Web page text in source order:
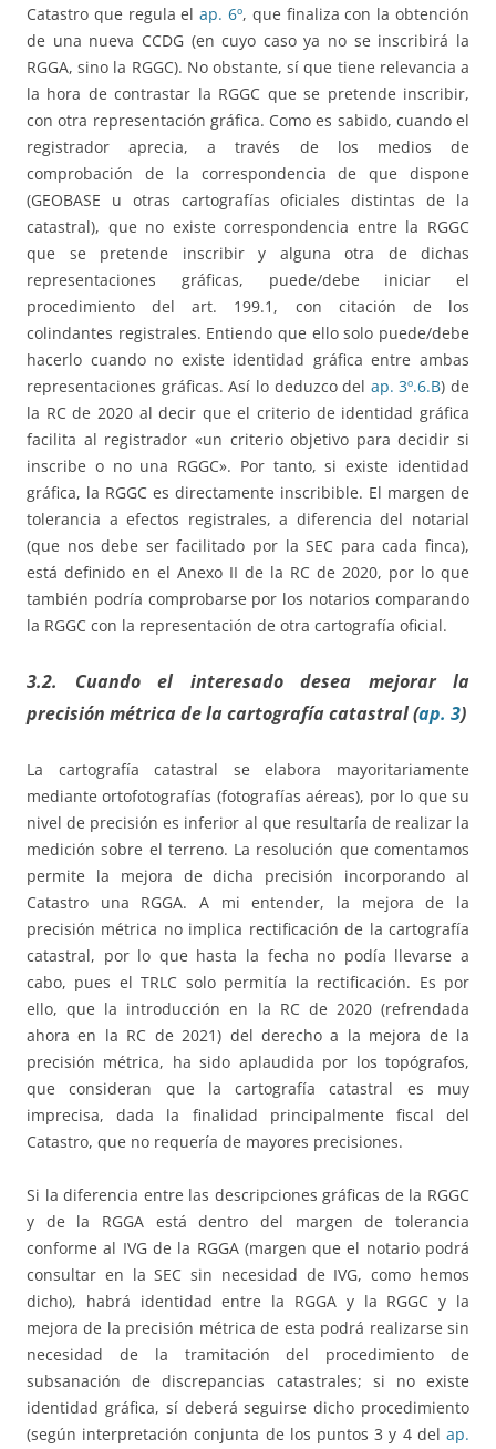
Catastro que regula elap. 6º, que finaliza con la obtención
de una nueva CCDG (en cuyo caso ya no se inscribirá la
RGGA, sino la RGGC). No obstante, sí que tiene relevancia a
la hora de contrastar la RGGC que se pretende inscribir,
con otra representación gráfica. Como es sabido, cuando el
registrador aprecia, a través de los medios de
comprobación de la correspondencia de que dispone
(GEOBASE u otras cartografías oficiales distintas de la
catastral), que no existe correspondencia entre la RGGC
que se pretende inscribir y alguna otra de dichas
representaciones gráficas, puede/debe iniciar el
procedimiento del art. 199.1, con citación de los
colindantes registrales. Entiendo que ello solo puede/debe
hacerlo cuando no existe identidad gráfica entre ambas
representaciones gráficas. Así lo deduzco del ap. 3º.6.B) de
la RC de 2020 al decir que el criterio de identidad gráfica
facilita al registrador «un criterio objetivo para decidir si
inscribe o no una RGGC». Por tanto, si existe identidad
gráfica, la RGGC es directamente inscribible. El margen de
tolerancia a efectos registrales, a diferencia del notarial
(que nos debe ser facilitado por la SEC para cada finca),
está definido en el Anexo II de la RC de 2020, por lo que
también podría comprobarse por los notarios comparando
la RGGC con la representación de otra cartografía oficial.
3.2. Cuando el interesado desea mejorar la
precisión métrica de la cartografía catastral (ap. 3)
La cartografía catastral se elabora mayoritariamente
mediante ortofotografías (fotografías aéreas), por lo que su
nivel de precisión es inferior al que resultaría de realizar la
medición sobre el terreno. La resolución que comentamos
permite la mejora de dicha precisión incorporando al
Catastro una RGGA. A mi entender, la mejora de la
precisión métrica no implica rectificación de la cartografía
catastral, por lo que hasta la fecha no podía llevarse a
cabo, pues el TRLC solo permitía la rectificación. Es por
ello, que la introducción en la RC de 2020 (refrendada
ahora en la RC de 2021) del derecho a la mejora de la
precisión métrica, ha sido aplaudida por los topógrafos,
que consideran que la cartografía catastral es muy
imprecisa, dada la finalidad principalmente fiscal del
Catastro, que no requería de mayores precisiones.
Si la diferencia entre las descripciones gráficas de la RGGC
y de la RGGA está dentro del margen de tolerancia
conforme al IVG de la RGGA (margen que el notario podrá
consultar en la SEC sin necesidad de IVG, como hemos
dicho), habrá identidad entre la RGGA y la RGGC y la
mejora de la precisión métrica de esta podrá realizarse sin
necesidad de la tramitación del procedimiento de
subsanación de discrepancias catastrales; si no existe
identidad gráfica, sí deberá seguirse dicho procedimiento
(según interpretación conjunta de los puntos 3 y 4 del ap.